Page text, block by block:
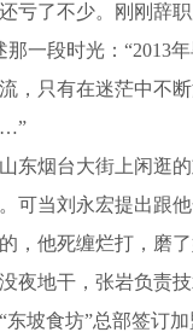
亏了不少。刚刚辞
一段时光：“2013
，只有在迷茫中不
烟台大街上闲逛的
可当刘永宏提出跟
，他死缠烂打，磨
夜地干，张岩负责
坡食坊”总部签订